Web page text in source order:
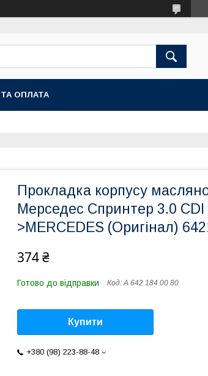
ОПЛАТА
Прокладка корпусу
Мерседес Спринтер 3.0 CDI
>MERCEDES (Оригінал)
374 ₴
Готово до відправки Код:A 642 184 00 80
Купити
+380 (98) 223-88-48